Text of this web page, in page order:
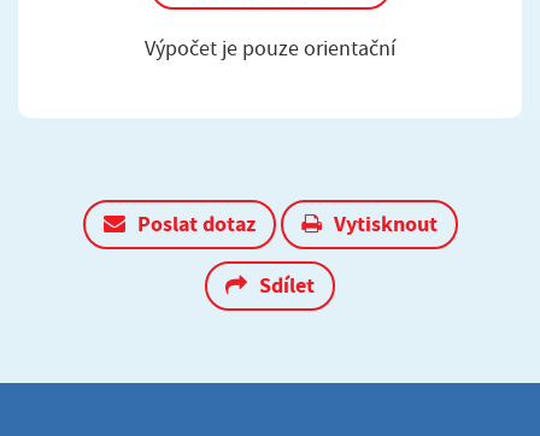
Výpočet je pouze orientační
Poslat dotaz Vytisknout
Sdílet